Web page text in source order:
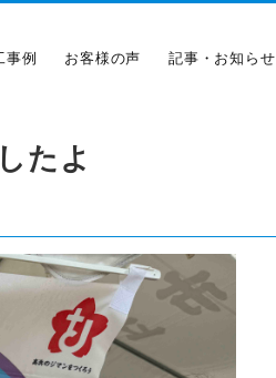
事例 お客様の声 記事・お知らせ
たよ